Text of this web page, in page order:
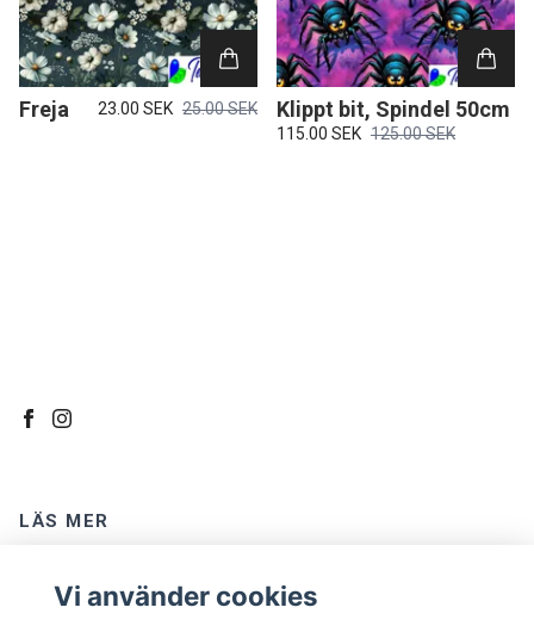
Freja 23.00 SEK 25.00 SEK Klippt bit, Spindel 50cm
115.00 SEK 125.00 SEK
LÄS MER
Om ossVi använder cookies